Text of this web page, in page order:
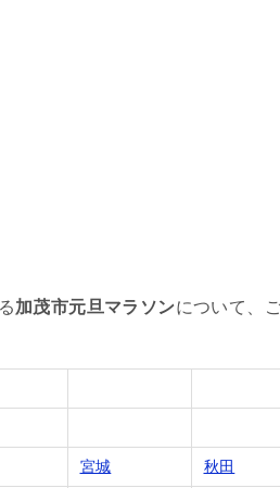
加茂市元旦マラソンについて、
宮城 秋田